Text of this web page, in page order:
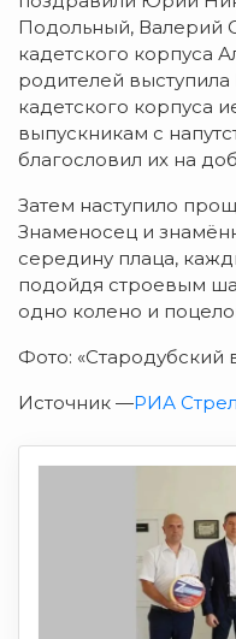
Подольный, Валерий
кадетского корпуса
родителей
кадетского корпуса
выпускникам с
благословил их на
Затем наступило
Знаменосец и
середину плаца,
подойдя строевым
одно колено и
Фото: «Стародубский
Источник —РИА